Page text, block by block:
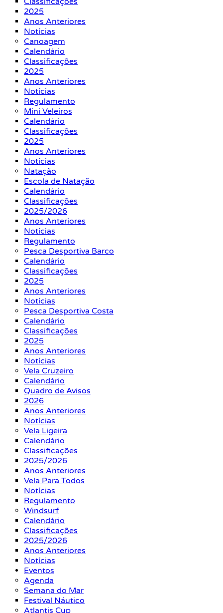
2025
Anos Anteriores
Notícias
Canoagem
Calendário
Classificações
2025
Anos Anteriores
Notícias
Regulamento
Mini Veleiros
Calendário
Classificações
2025
Anos Anteriores
Notícias
Natação
Escola de Natação
Calendário
Classificações
2025/2026
Anos Anteriores
Notícias
Regulamento
Pesca Desportiva Barco
Calendário
Classificações
2025
Anos Anteriores
Notícias
Pesca Desportiva Costa
Calendário
Classificações
2025
Anos Anteriores
Notícias
Vela Cruzeiro
Calendário
Quadro de Avisos
2026
Anos Anteriores
Notícias
Vela Ligeira
Calendário
Classificações
2025/2026
Anos Anteriores
Vela Para Todos
Notícias
Regulamento
Windsurf
Calendário
Classificações
2025/2026
Anos Anteriores
Notícias
Eventos
Agenda
Semana do Mar
Festival Náutico
Atlantis Cup